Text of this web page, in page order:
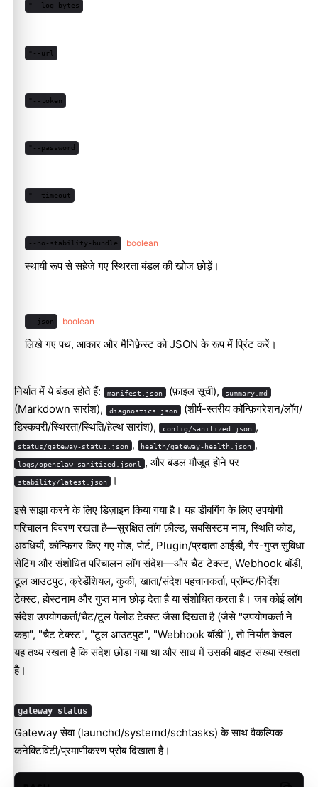
"--log-bytes
"--url
"--token
"--password
"--timeout
--no-stability-bundle boolean
स्थायी रूप से सहेजे गए स्थिरता बंडल की खोज छोड़ें।
--json boolean
लिखे गए पथ, आकार और मैनिफ़ेस्ट को JSON के रूप में प्रिंट करें।
निर्यात में ये बंडल होते हैं: manifest.json (फ़ाइल सूची), summary.md
(Markdown सारांश), diagnostics.json (शीर्ष-स्तरीय कॉन्फ़िगरेशन/लॉग/
डिस्कवरी/स्थिरता/स्थिति/हेल्थ सारांश),
config/sanitized.json ,
status/gateway-status.json , health/gateway-health.json ,
logs/openclaw-sanitized.jsonl , और बंडल मौजूद होने पर
stability/latest.json ।
इसे साझा करने के लिए डिज़ाइन किया गया है। यह डीबगिंग के लिए उपयोगी
परिचालन विवरण रखता है—सुरक्षित लॉग फ़ील्ड, सबसिस्टम नाम, स्थिति कोड,
अवधियाँ, कॉन्फ़िगर किए गए मोड, पोर्ट, Plugin/प्रदाता आईडी, गैर-गुप्त सुविधा
सेटिंग और संशोधित परिचालन लॉग संदेश—और चैट टेक्स्ट, Webhook बॉडी,
टूल आउटपुट, क्रेडेंशियल, कुकी, खाता/संदेश पहचानकर्ता, प्रॉम्प्ट/निर्देश
टेक्स्ट, होस्टनाम और गुप्त मान छोड़ देता है या संशोधित करता है। जब कोई लॉग
संदेश उपयोगकर्ता/चैट/टूल पेलोड टेक्स्ट जैसा दिखता है (जैसे "उपयोगकर्ता ने
कहा", "चैट टेक्स्ट", "टूल आउटपुट", "Webhook बॉडी"), तो निर्यात केवल
यह तथ्य रखता है कि संदेश छोड़ा गया था और साथ में उसकी बाइट संख्या रखता
है।
gateway status
Gateway सेवा (launchd/systemd/schtasks) के साथ वैकल्पिक
कनेक्टिविटी/प्रमाणीकरण प्रोब दिखाता है।